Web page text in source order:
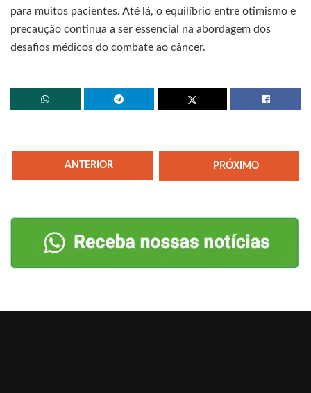
para muitos pacientes. Até lá, o equilíbrio entre otimismo e
precaução continua a ser essencial na abordagem dos
desafios médicos do combate ao câncer.
ANTERIOR PRÓXIMO